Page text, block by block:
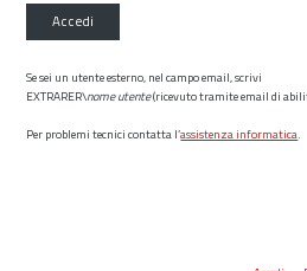
Accedi
Se sei un utente esterno, nel campo email, scrivi
EXTRARER\nome utente(ricevuto tramite email di
Per problemi tecnici contatta l’assistenza informatica.